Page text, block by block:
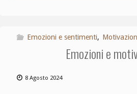
Emozioni e sentimenti,
Emozioni e
8 Agosto 2024